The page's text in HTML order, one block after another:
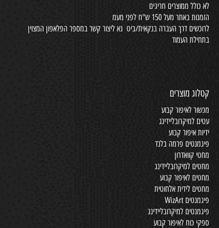
לא כולל ממוצרים חריגים
הזמנות באתר מעל 150 ש"ח לפני מעמ
לרוכשים דרך העברה בנקאית/ביט נא ליצור קשר במספר הפלאפון המצוין
בתחילת העמוד
קטלוג מוצרים
מכשור לאיפור קבוע
עטים למיקרובליידינג
ידיות איפור קבוע
פיגמנטים פרמה בלנד
מחטי קוואדרון
מחטים למיקרובליידינג
מחטים לאיפור קבוע
מחטים לידית אלחוטית
פיגמנטים WizArt
פיגמנטים למיקרובליידינג
ספקי כוח לאיפור קבוע